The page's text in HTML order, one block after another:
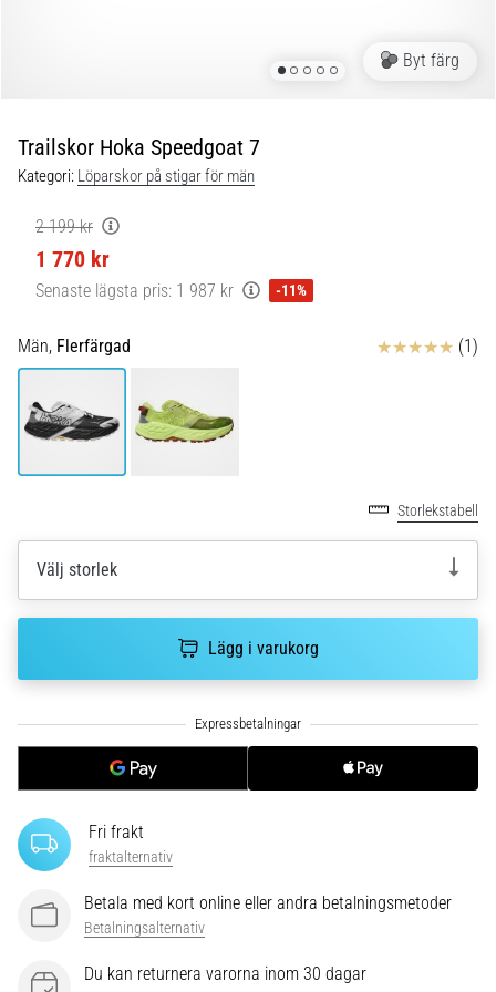
är
de
och
hur
genomförs
de?
testar
shuttle
run
snabbhet,
och
utförs
det
korrekt,
var
9 min. läsning
Löparknä:
Orsaker,
behandling
och
förebyggande
Löparknä,
Byt färg
Trailskor Hoka Speedgoat 7
Kategori: Löparskor på stigar för män
2 199 kr
1 770 kr
Senaste lägsta pris: 1 987 kr -11%
Män, Flerfärgad Recensioner (1)
Storlekstabell
Välj storlek
Lägg i varukorg
Fri frakt
fraktalternativ
Betala med kort online eller andra betalningsmetoder
Betalningsalternativ
Du kan returnera varorna inom 30 dagar